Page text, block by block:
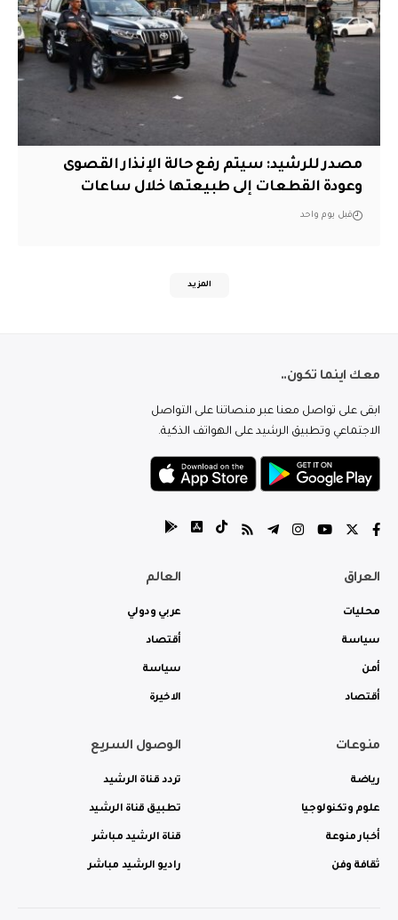
مصدر للرشيد: سيتم رفع حالة الإنذار القصوى
وعودة القطعات إلى طبيعتها خلال ساعات
قبل يوم واحد
المزيد
معك اينما تكون..
ابقى على تواصل معنا عبر منصاتنا على التواصل
الاجتماعي وتطبيق الرشيد على الهواتف الذكية.
العراق
محليات
سياسة
أمن
أقتصاد
العالم
عربي ودولي
أقتصاد
سياسة
الاخيرة
منوعات
رياضة
علوم وتكنولوجيا
أخبار منوعة
ثقافة وفن
الوصول السريع
تردد قناة الرشيد
تطبيق قناة الرشيد
قناة الرشيد مباشر
راديو الرشيد مباشر